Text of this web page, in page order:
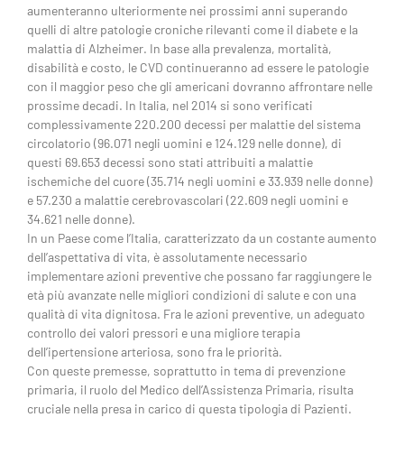
aumenteranno ulteriormente nei prossimi anni superando
quelli di altre patologie croniche rilevanti come il diabete e la
malattia di Alzheimer. In base alla prevalenza, mortalità,
disabilità e costo, le CVD continueranno ad essere le patologie
con il maggior peso che gli americani dovranno affrontare nelle
prossime decadi. In Italia, nel 2014 si sono verificati
complessivamente 220.200 decessi per malattie del sistema
circolatorio (96.071 negli uomini e 124.129 nelle donne), di
questi 69.653 decessi sono stati attribuiti a malattie
ischemiche del cuore (35.714 negli uomini e 33.939 nelle donne)
e 57.230 a malattie cerebrovascolari (22.609 negli uomini e
34.621 nelle donne).
In un Paese come l’Italia, caratterizzato da un costante aumento
dell’aspettativa di vita, è assolutamente necessario
implementare azioni preventive che possano far raggiungere le
età più avanzate nelle migliori condizioni di salute e con una
qualità di vita dignitosa. Fra le azioni preventive, un adeguato
controllo dei valori pressori e una migliore terapia
dell’ipertensione arteriosa, sono fra le priorità.
Con queste premesse, soprattutto in tema di prevenzione
primaria, il ruolo del Medico dell’Assistenza Primaria, risulta
cruciale nella presa in carico di questa tipologia di Pazienti.